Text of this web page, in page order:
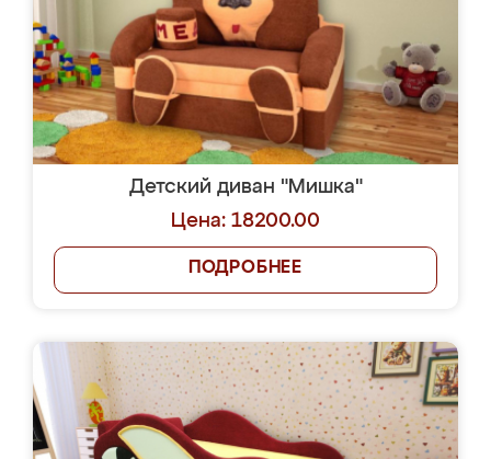
Детский диван "Мишка"
Цена: 18200.00
ПОДРОБНЕЕ